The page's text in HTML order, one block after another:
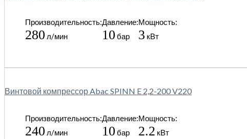
Производительность:
280 л/мин
Давление:
10 бар
Мощность:
3 кВт
Винтовой компрессор Abac SPINN E 2,2-200 V220
Производительность:
240 л/мин
Давление:
10 бар
Мощность:
2.2 кВт